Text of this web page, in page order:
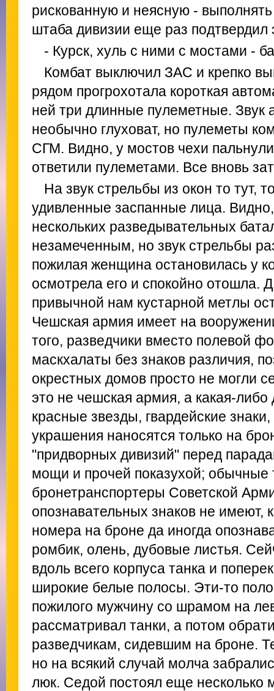
рискованную и неясную -
штаба дивизии еще раз подтвердил
- Курск, хуль с ними с мостами -
Комбат выключил ЗАС и крепко
рядом прогрохотала короткая
ней три длинные пулеметные. Звук
необычно глуховат, но пулеметы
СГМ. Видно, у мостов чехи
ответили пулеметами. Все вновь
На звук стрельбы из окон то тут,
удивленные заспанные лица.
нескольких разведывательных
незамеченным, но звук стрельбы
пожилая женщина остановилась у
осмотрела его и спокойно отошла.
привычной нам кустарной метлы
Чешская армия имеет на
того, разведчики вместо полевой
маскхалаты без знаков различия,
окрестных домов просто не могли
это не чешская армия, а какая-либо
красные звезды, гвардейские
украшения наносятся только на
"придворных дивизий" перед
мощи и прочей показухой; обычные
бронетранспортеры Советской
опознавательных знаков не имеют,
номера на броне да иногда
ромбик, олень, дубовые листья.
вдоль всего корпуса танка и
широкие белые полосы. Эти-то
пожилого мужчину со шрамом на
рассматривал танки, а потом
разведчикам, сидевшим на броне.
но на всякий случай молча
люк. Седой постоял еще несколько